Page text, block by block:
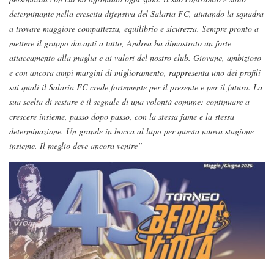
determinante nella crescita difensiva del Salaria FC, aiutando la squadra
a trovare maggiore compattezza, equilibrio e sicurezza. Sempre pronto a
mettere il gruppo davanti a tutto, Andrea ha dimostrato un forte
attaccamento alla maglia e ai valori del nostro club. Giovane, ambizioso
e con ancora ampi margini di miglioramento, rappresenta uno dei profili
sui quali il Salaria FC crede fortemente per il presente e per il futuro. La
sua scelta di restare è il segnale di una volontà comune: continuare a
crescere insieme, passo dopo passo, con la stessa fame e la stessa
determinazione. Un grande in bocca al lupo per questa nuova stagione
insieme. Il meglio deve ancora venire”